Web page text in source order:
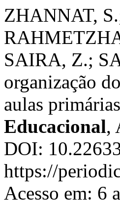
ZHANNAT,
SAIRA, Z.;
organização
aulas
Educacional,
DOI:
https://
Acesso em: 6